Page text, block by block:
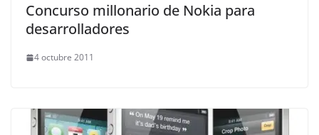
Concurso millonario de Nokia para
desarrolladores
4 octubre 2011